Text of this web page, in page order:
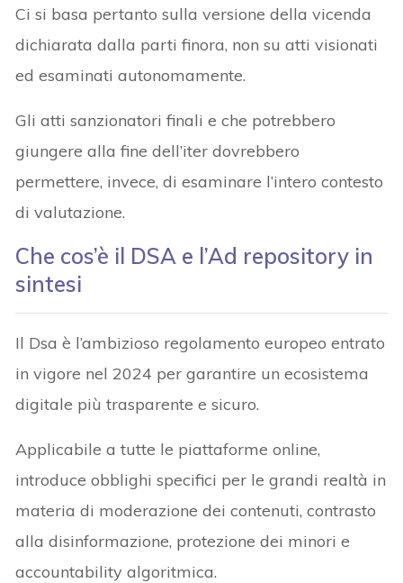
Ci si basa pertanto sulla versione della vicenda
dichiarata dalla parti finora, non su atti visionati
ed esaminati autonomamente.
Gli atti sanzionatori finali e che potrebbero
giungere alla fine dell’iter dovrebbero
permettere, invece, di esaminare l’intero contesto
di valutazione.
Che cos’è il DSA e l’Ad repository in
sintesi
Il Dsa è l’ambizioso regolamento europeo entrato
in vigore nel 2024 per garantire un ecosistema
digitale più trasparente e sicuro.
Applicabile a tutte le piattaforme online,
introduce obblighi specifici per le grandi realtà in
materia di moderazione dei contenuti, contrasto
alla disinformazione, protezione dei minori e
accountability algoritmica.